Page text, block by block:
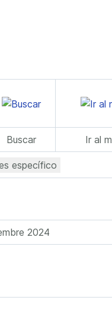
Buscar Ir al
específico
2024